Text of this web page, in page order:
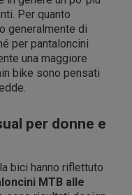
Per quanto
generalmente di
per pantaloncini
una maggiore
bike sono pensati
per donne e
bici hanno riflettuto
MTB alle